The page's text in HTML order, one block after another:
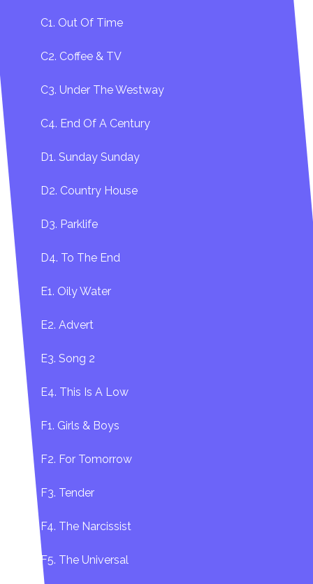
C1. Out Of Time
C2. Coffee & TV
C3. Under The Westway
C4. End Of A Century
D1. Sunday Sunday
D2. Country House
D3. Parklife
D4. To The End
E1. Oily Water
E2. Advert
E3. Song 2
E4. This Is A Low
F1. Girls & Boys
F2. For Tomorrow
F3. Tender
F4. The Narcissist
F5. The Universal